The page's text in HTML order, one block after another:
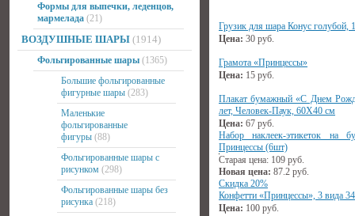
Формы для выпечки, леденцов,
мармелада (21)
ВОЗДУШНЫЕ ШАРЫ (1914)
Фольгированные шары (1365)
Большие фольгированные
фигурные шары (283)
Маленькие
фольгированные
фигуры (88)
Фольгированные шары с
рисунком (298)
Фольгированные шары без
рисунка (218)
Грузик для шара Конус голубой,
Цена: 30 руб.
Грамота «Принцессы»
Цена: 15 руб.
Плакат бумажный «С Днем
лет, Человек-Паук, 60Х40 см
Цена: 67 руб.
Набор наклеек-этикеток на
Принцессы (6шт)
Старая цена: 109 руб.
Новая цена: 87.2 руб.
Скидка 20%
Конфетти «Принцессы», 3 вида
Цена: 100 руб.